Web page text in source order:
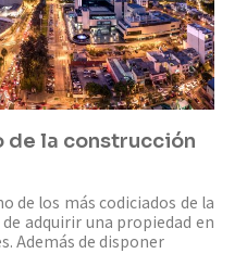
de la construcción
de los más codiciados de la
adquirir una propiedad en
Además de disponer